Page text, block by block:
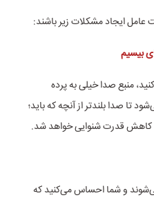
ایجاد مشکلات زیر باشند:
بیسیم
منبع صدا خیلی به پرده
صدا بلندتر از آنچه که باید؛
کاهش قدرت شنوایی خواهد شد.
و شما احساس می‌کنید که